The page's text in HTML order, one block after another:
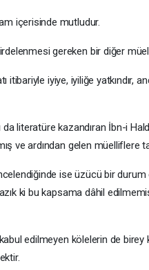
içerisinde mutludur.
gereken bir diğer
itibariyle iyiye, iyiliğe yatkındır,
da literatüre kazandıran İbn-i
ve ardından gelen müelliflere
ise üzücü bir durum
ki bu kapsama dâhil
edilmeyen kölelerin de birey